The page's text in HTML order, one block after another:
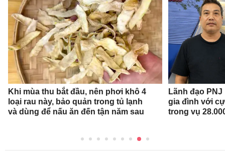
Khi mùa thu bắt đầu, nên phơi khô 4
loại rau này, bảo quản trong tủ lạnh
và dùng để nấu ăn đến tận năm sau
Lãnh đạo
gia đình với
trong vụ